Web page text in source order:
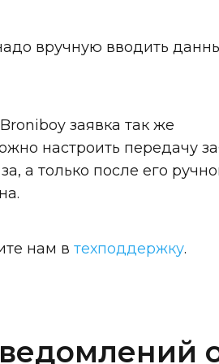
вручную вводить
заявка так же
настроить передачу
а только после его
нам в техподдержку.